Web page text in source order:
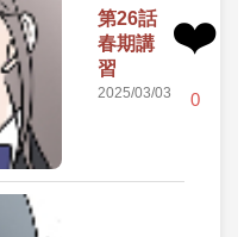
第26話
春期講
習
2025/03/03
❤️
0